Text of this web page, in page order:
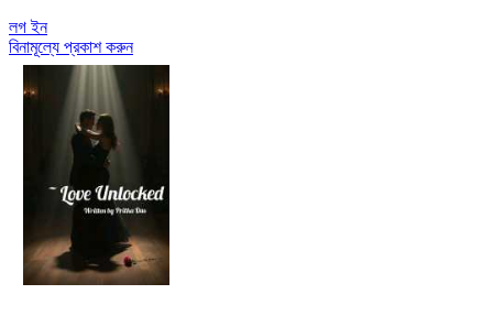
লগ ইন
বিনামূল্যে প্রকাশ করুন